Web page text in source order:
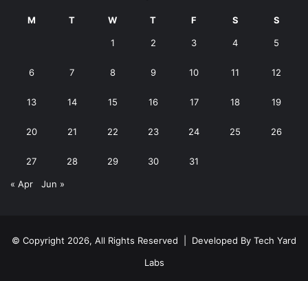
M T W T F S S
1 2 3 4 5
6 7 8 9 10 11 12
13 14 15 16 17 18 19
20 21 22 23 24 25 26
27 28 29 30 31
« Apr Jun »
© Copyright 2026, All Rights Reserved | Developed By Tech Yard
Labs